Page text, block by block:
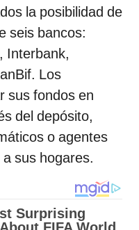
la posibilidad de
seis bancos:
Interbank,
Los
sus fondos en
del depósito,
o agentes
sus hogares.